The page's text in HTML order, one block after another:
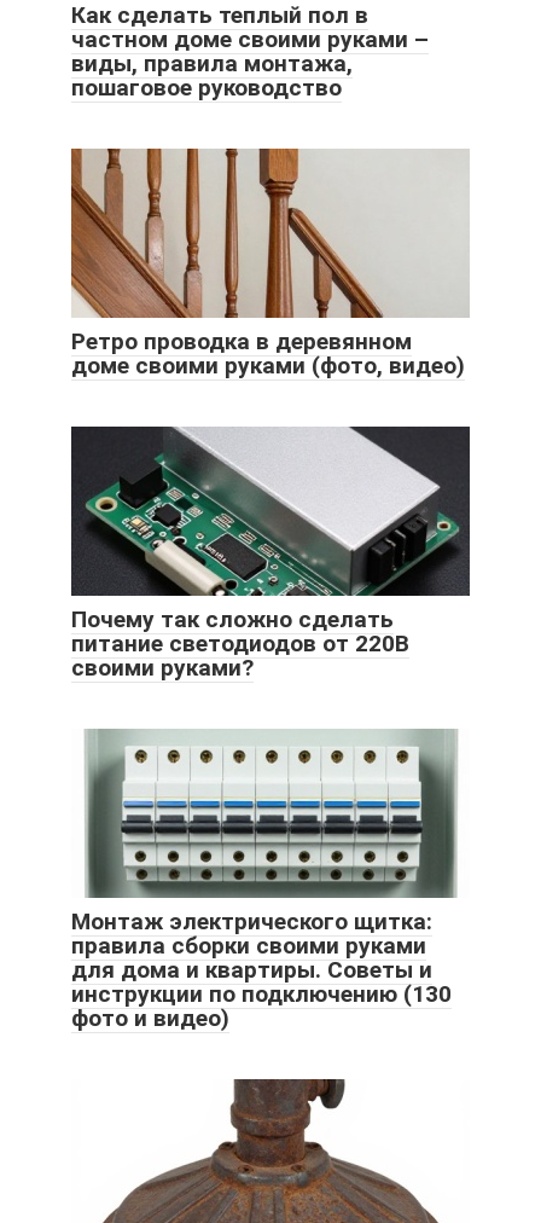
Как сделать теплый пол в
частном доме своими руками –
виды, правила монтажа,
пошаговое руководство
Ретро проводка в деревянном
доме своими руками (фото, видео)
Почему так сложно сделать
питание светодиодов от 220В
своими руками?
Монтаж электрического щитка:
правила сборки своими руками
для дома и квартиры. Советы и
инструкции по подключению (130
фото и видео)